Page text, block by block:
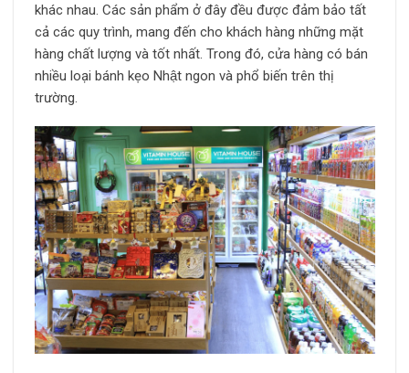
khác nhau. Các sản phẩm ở đây đều được đảm bảo tất
cả các quy trình, mang đến cho khách hàng những mặt
hàng chất lượng và tốt nhất. Trong đó, cửa hàng có bán
nhiều loại bánh kẹo Nhật ngon và phổ biến trên thị
trường.